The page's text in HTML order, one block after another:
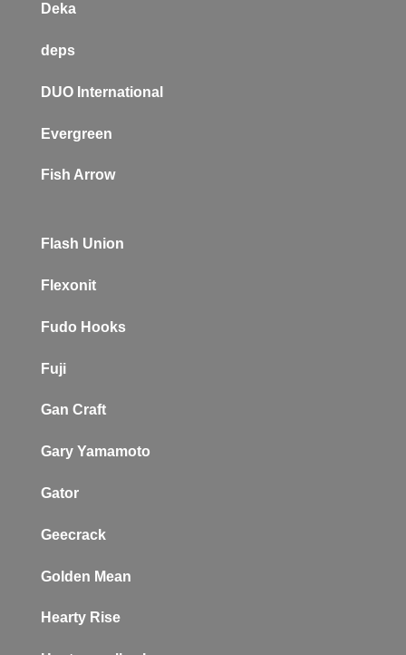
Deka
deps
DUO International
Evergreen
Fish Arrow
Flash Union
Flexonit
Fudo Hooks
Fuji
Gan Craft
Gary Yamamoto
Gator
Geecrack
Golden Mean
Hearty Rise